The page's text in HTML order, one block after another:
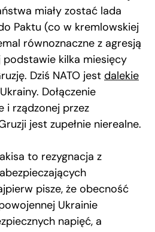
miały zostać lada
Paktu (co w kremlowskiej
równoznaczne z agresją
kilka miesięcy
Dziś NATO jest dalekie
Dołączenie
i rządzonej przez
jest zupełnie nierealne.
to rezygnacja z
pisze, że obecność
Ukrainie
napięć, a